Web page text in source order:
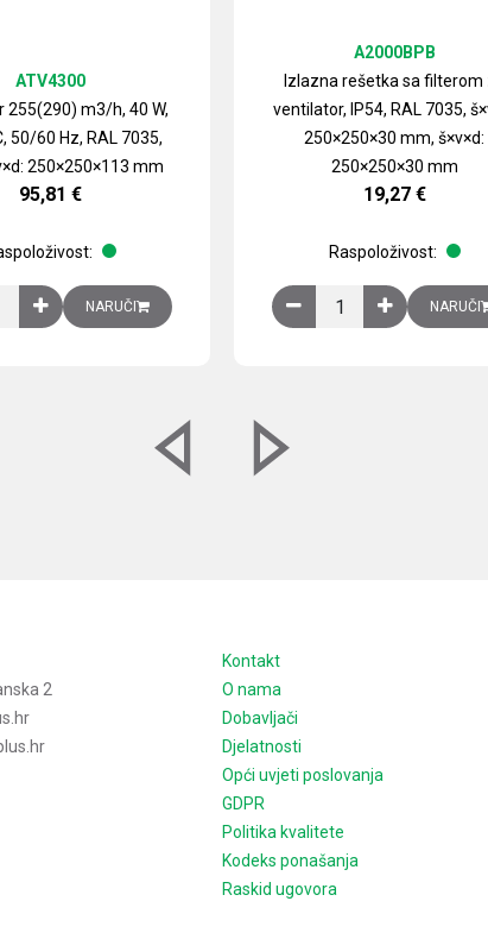
čelični lim količina
255(290) m3/h, 40 W,
50/60 Hz, RAL 7035,
250×250×113 mm
ATV4300
95,81 €
255(290) m3/h, 40 W, 230V AC, 50/60 Hz, RAL 7035,
NARUČI
Izlazna rešetka sa filterom
ventilator, IP54, RAL 7035,
250×250×30 mm, š×v×d:
250×250×30 mm
A2000BPB
19,27 €
Raspoloživost:
Izlazna rešetka saNARUČI
2
Kontakt
O nama
Dobavljači
Djelatnosti
Opći uvjeti poslovanja
GDPR
Politika kvalitete
Kodeks ponašanja
Raskid ugovora